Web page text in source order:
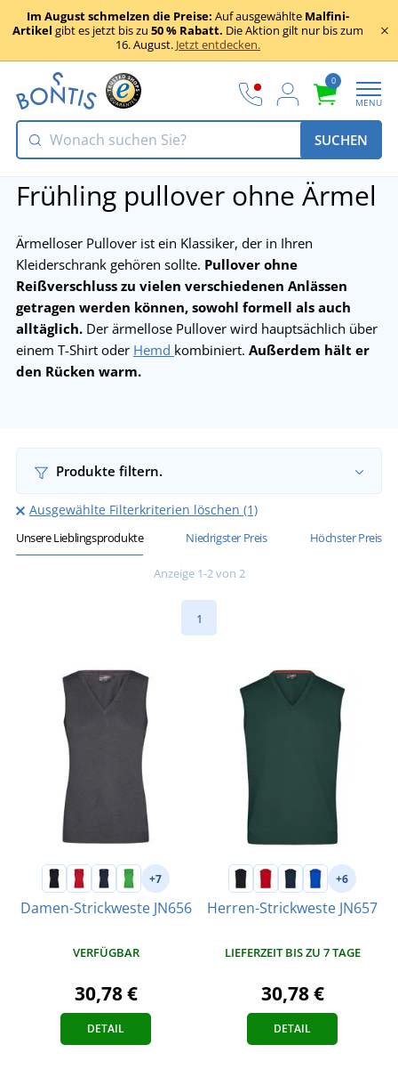
Im August schmelzen die Preise: Auf ausgewählte Malfini-
Artikel gibt es jetzt bis zu 50 % Rabatt. Die Aktion gilt nur bis zum
16. August. Jetzt entdecken.
0
MENU
SUCHEN
Frühling pullover ohne Ärmel
Ärmelloser Pullover ist ein Klassiker, der in Ihren
Kleiderschrank gehören sollte. Pullover ohne
Reißverschluss zu vielen verschiedenen Anlässen
getragen werden können, sowohl formell als auch
alltäglich. Der ärmellose Pullover wird hauptsächlich über
einem T-Shirt oder Hemd kombiniert. Außerdem hält er
den Rücken warm.
Produkte filtern.
Ausgewählte Filterkriterien löschen (1)
Unsere Lieblingsprodukte Niedrigster Preis Höchster Preis
Anzeige 1-2 von 2
1
+7
Damen-Strickweste JN656
VERFÜGBAR
30,78 €
DETAIL
+6
Herren-Strickweste JN657
LIEFERZEIT BIS ZU 7 TAGE
30,78 €
DETAIL